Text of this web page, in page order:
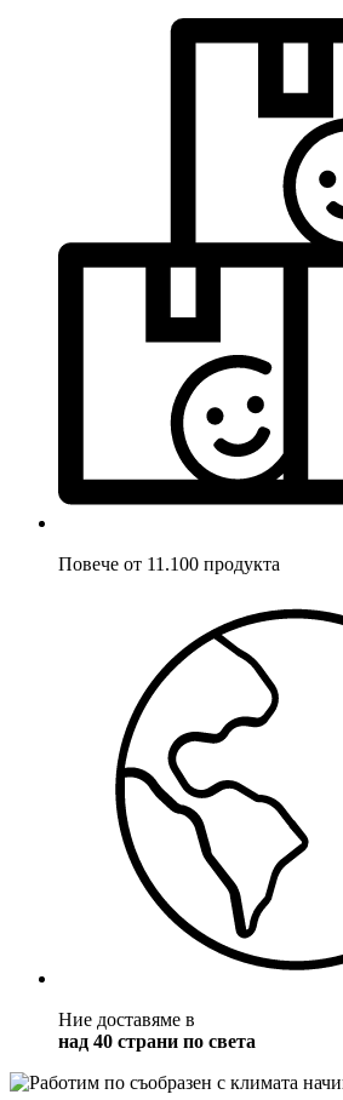
Повече от 11.100 продукта
Ние доставяме в
над 40 страни по света